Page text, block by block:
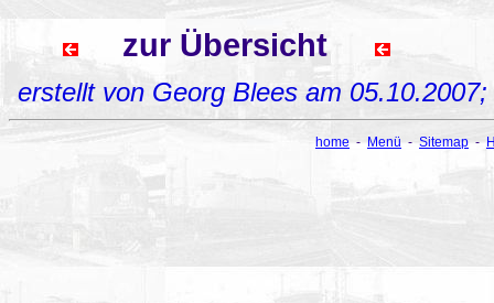
zur Übersicht
erstellt von Georg Blees am
home -Menü - Sitemap-